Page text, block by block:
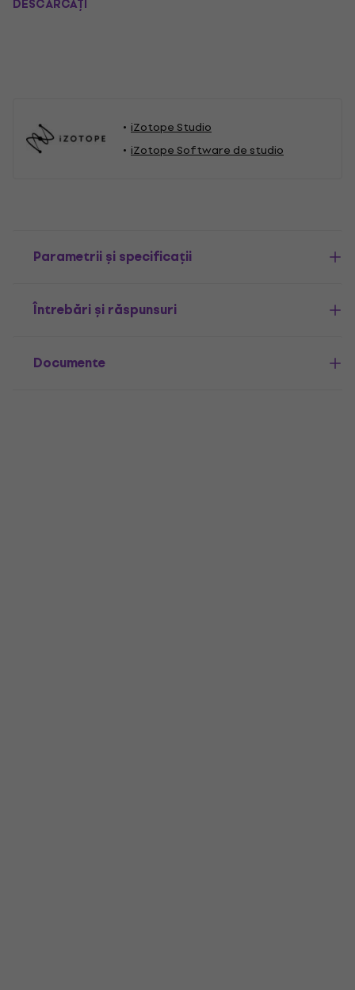
DESCĂRCAȚI
iZotope Studio
iZotope Software de studio
Parametrii și specificații
Întrebări și răspunsuri
Documente